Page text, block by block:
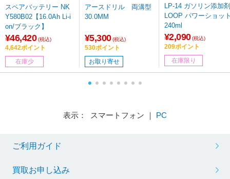
スペアバッテリー NK
Y580B02【16.0Ah Li-i
on/ブラック】
¥46,420 (税込)
4,642ポイント
在庫少
アースドリル 両溝型
30.0MM
¥5,300 (税込)
530ポイント
お取り寄せ
LP-14 ガソリン添加剤
LOOP パワーショッ
240ml
¥2,090 (税込)
209ポイント
在庫限り
表示： スマートフォン ｜ PC
ご利用ガイド
買取お申し込み